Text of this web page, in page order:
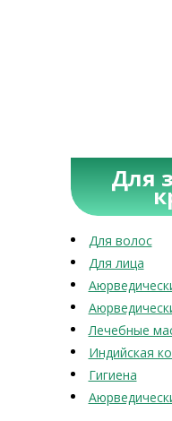
Для
Для волос
Для лица
Лечебные
Индийская
Гигиена